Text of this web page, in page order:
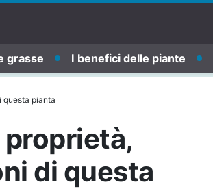
grasse I benefici delle piante
questa pianta
proprietà,
di questa